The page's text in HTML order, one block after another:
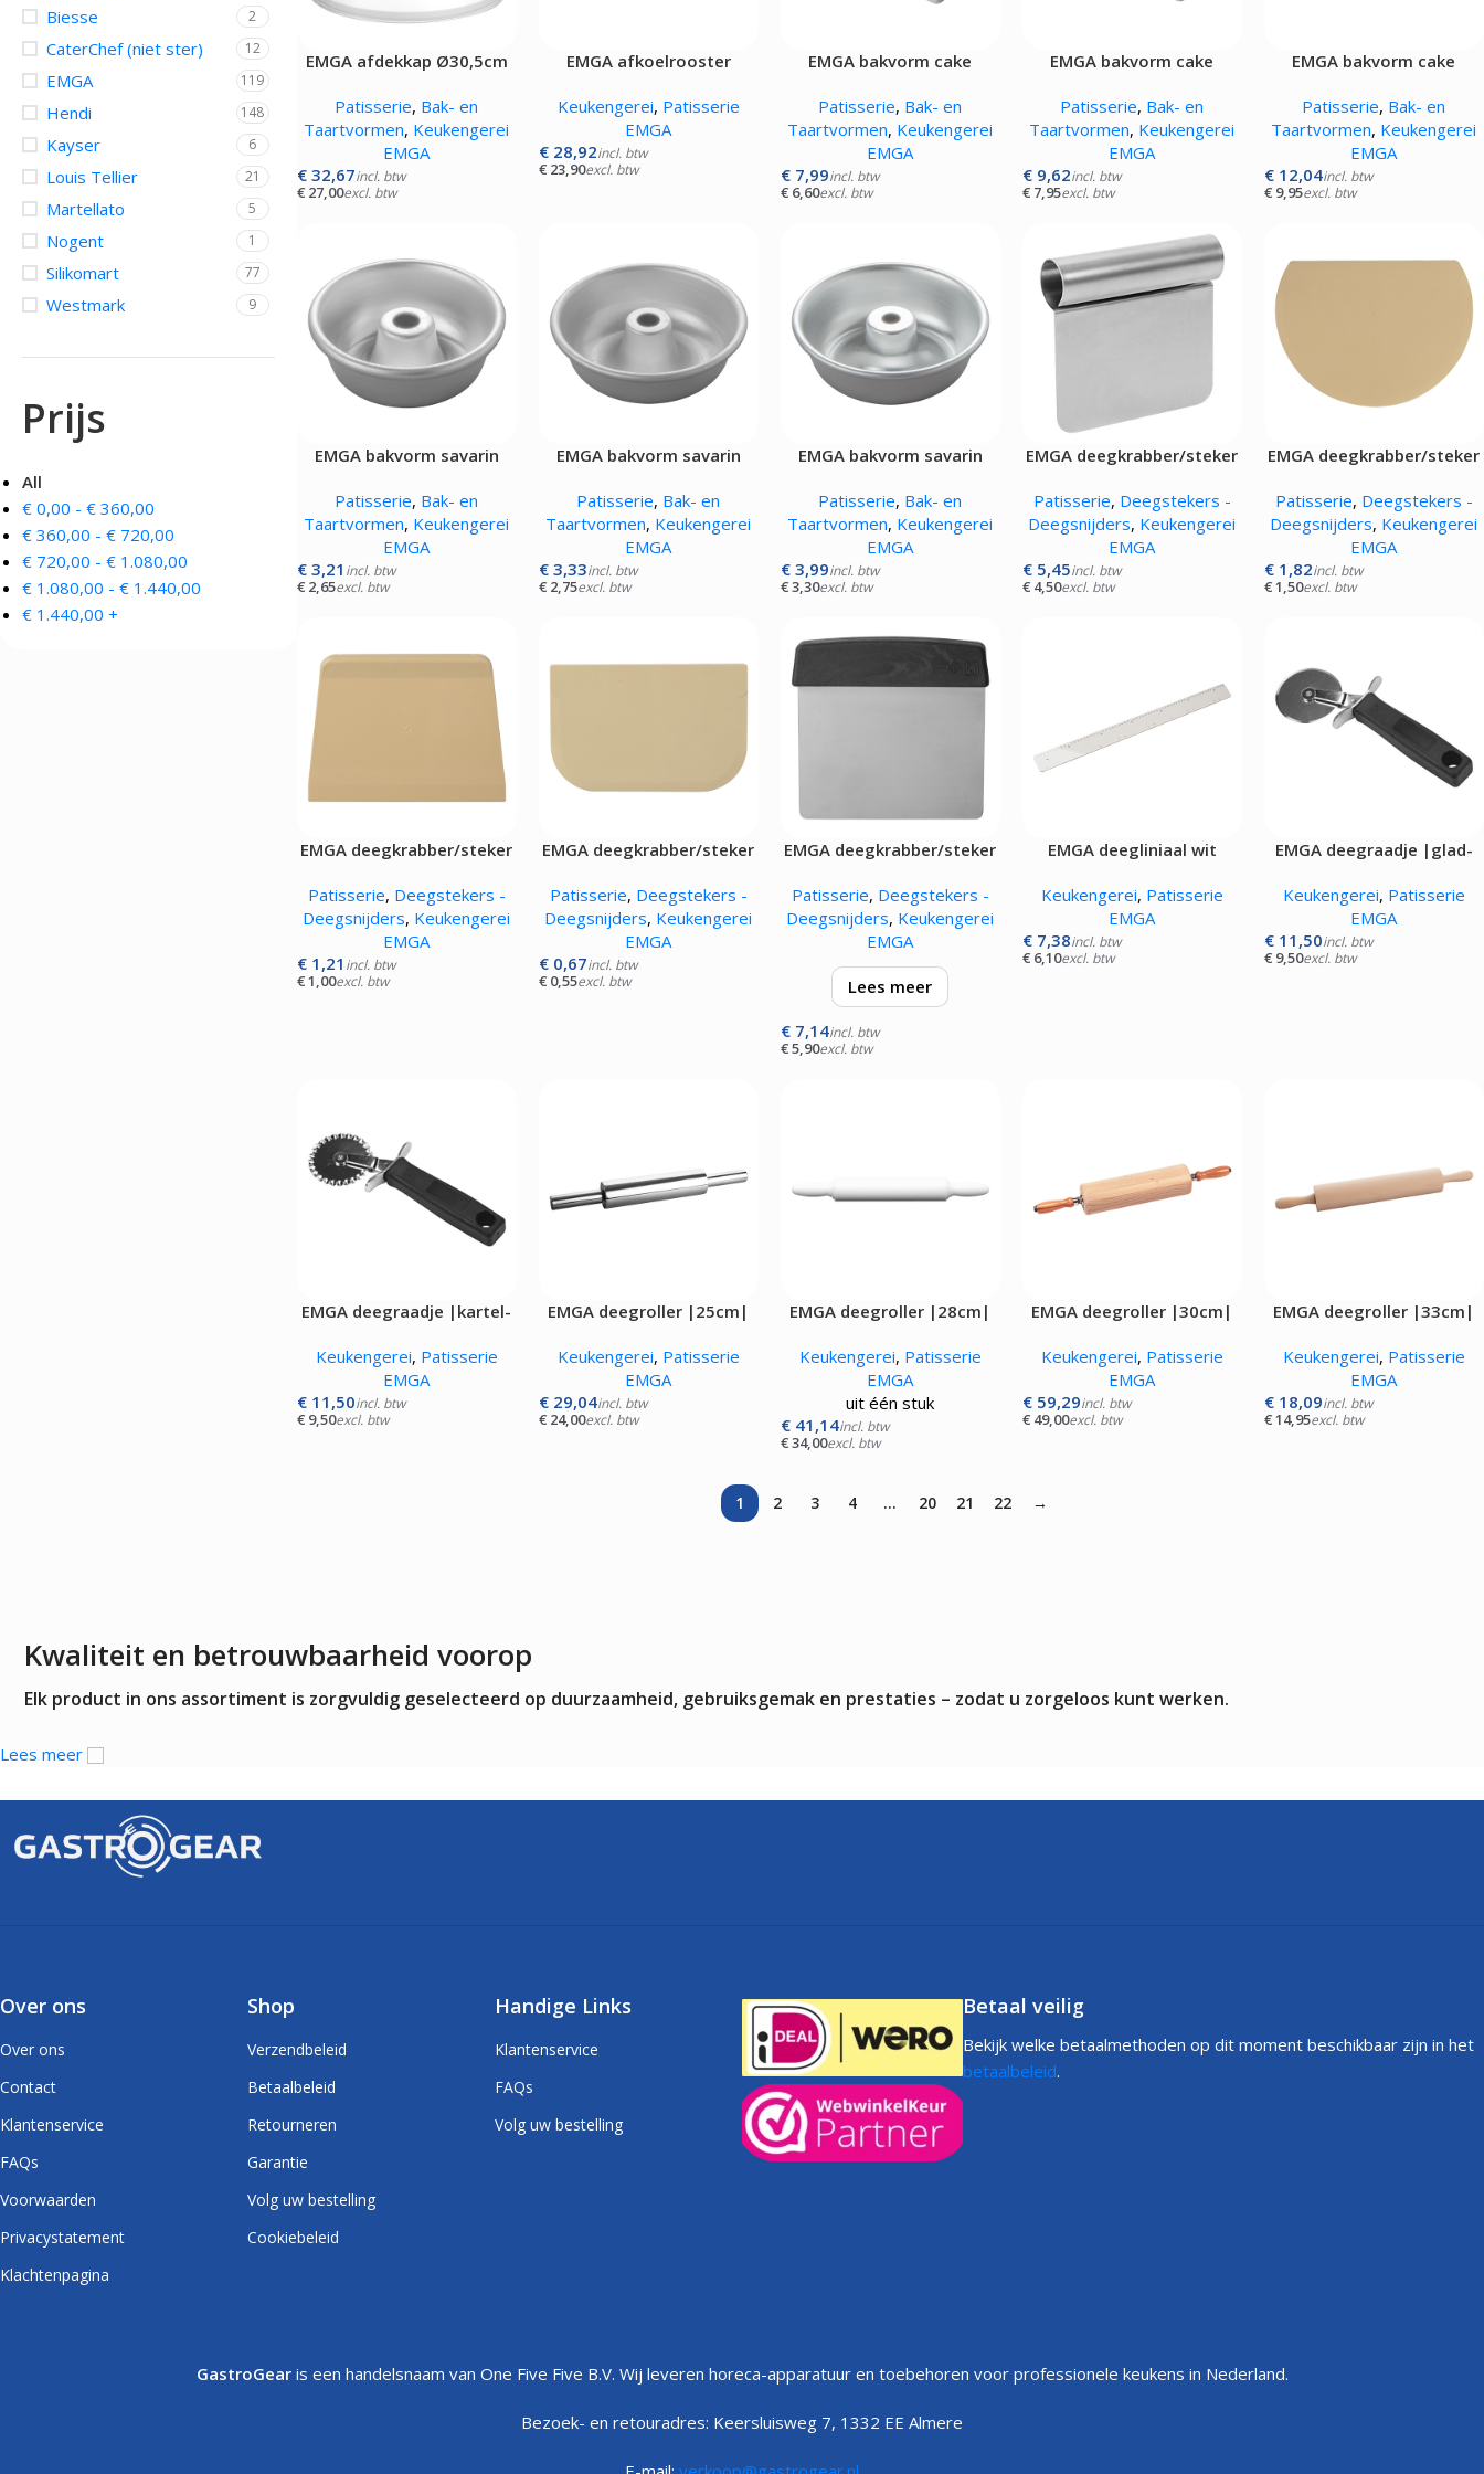
DRANKAPPARATUUR
Citruspersen - Juicers
Koude Drankdispensers
Milkshakers
Slush Machines
Warme Drankdispensers
Waterkokers
MAGNETRONS
High-Speed Ovens
Magnetrons
Rookovens
Speciale Ovens
Voedseldrogers
Hamburgerpersen
Gehaktmolens - Vleesmolen
Vleesmengers
Vleesvermalser
Chocoladewarmers
Warmhoudkasten
Warmhoudlampen
Warmhoudplaten
Biesse 2
CaterChef (niet ster) 12
EMGA 119
Hendi 148
Kayser 6
Louis Tellier 21
Martellato 5
Nogent 1
Silikomart 77
Westmark 9
Prijs
All
€ 0,00 - € 360,00
€ 360,00 - € 720,00
€ 720,00 - € 1.080,00
€ 1.080,00 - € 1.440,00
€ 1.440,00 +
EMGA afdekkap Ø30,5cm
Patisserie, Bak- en
Taartvormen, Keukengerei
EMGA
€32,67incl. btw
€27,00excl. btw
EMGA afkoelrooster
Keukengerei, Patisserie
EMGA
€28,92incl. btw
€23,90excl. btw
EMGA bakvorm cake
Patisserie, Bak- en
Taartvormen, Keukengerei
EMGA
€7,99incl. btw
€6,60excl. btw
EMGA bakvorm cake
Patisserie, Bak- en
Taartvormen, Keukengerei
EMGA
€9,62incl. btw
€7,95excl. btw
EMGA bakvorm cake
Patisserie, Bak- en
Taartvormen, Keukengerei
EMGA
€12,04incl. btw
€9,95excl. btw
EMGA bakvorm savarin
Patisserie, Bak- en
Taartvormen, Keukengerei
EMGA
€3,21 incl. btw
€2,65excl. btw
EMGA bakvorm savarin
Patisserie, Bak- en
Taartvormen, Keukengerei
EMGA
€3,33incl. btw
€2,75excl. btw
EMGA bakvorm savarin
Patisserie, Bak- en
Taartvormen, Keukengerei
EMGA
€3,99incl. btw
€3,30excl. btw
EMGA deegkrabber/steker
Patisserie, Deegstekers -
Deegsnijders, Keukengerei
EMGA
€5,45incl. btw
€4,50excl. btw
EMGA deegkrabber/steker
Patisserie, Deegstekers -
Deegsnijders, Keukengerei
EMGA
€1,82incl. btw
€1,50excl. btw
EMGA deegkrabber/steker
Patisserie, Deegstekers -
Deegsnijders, Keukengerei
EMGA
€1,21 incl. btw
€1,00excl. btw
EMGA deegkrabber/steker
Patisserie, Deegstekers -
Deegsnijders, Keukengerei
EMGA
€0,67incl. btw
€0,55excl. btw
EMGA deegkrabber/steker
Patisserie, Deegstekers -
Deegsnijders, Keukengerei
EMGA
Lees meer
met kunststof greep
€7,14incl. btw
€5,90excl. btw
EMGA deegliniaal wit
Keukengerei, Patisserie
EMGA
€7,38incl. btw
€6,10excl. btw
EMGA deegraadje |glad-
Keukengerei, Patisserie
EMGA
€11,50incl. btw
€9,50excl. btw
EMGA deegraadje |kartel-
Keukengerei, Patisserie
EMGA
€11,50incl. btw
€9,50excl. btw
EMGA deegroller |25cm|
Keukengerei, Patisserie
EMGA
€29,04incl. btw
€24,00excl. btw
EMGA deegroller |28cm|
Keukengerei, Patisserie
EMGA
uit één stuk
€41,14incl. btw
€34,00excl. btw
EMGA deegroller |30cm|
Keukengerei, Patisserie
EMGA
€59,29incl. btw
€49,00excl. btw
EMGA deegroller |33cm|
Keukengerei, Patisserie
EMGA
€18,09incl. btw
€14,95excl. btw
1 2 3 4 … 20 21 22 →
Kwaliteit en betrouwbaarheid voorop
Elk product in ons assortiment is zorgvuldig geselecteerd op duurzaamheid, gebruiksgemak en prestaties – zodat u zorgeloos kunt werken.
Lees meer
Over ons
Over ons
Contact
Klantenservice
FAQs
Voorwaarden
Privacystatement
Klachtenpagina
Shop
Verzendbeleid
Betaalbeleid
Retourneren
Garantie
Volg uw bestelling
Cookiebeleid
Handige Links
Klantenservice
FAQs
Volg uw bestelling
Betaal veilig
Bekijk welke betaalmethoden op dit moment beschikbaar zijn in het
betaalbeleid.
GastroGearis een handelsnaam van One Five Five B.V. Wij leveren horeca-apparatuur en toebehoren voor professionele keukens in Nederland.
Bezoek- en retouradres: Keersluisweg 7, 1332 EE Almere